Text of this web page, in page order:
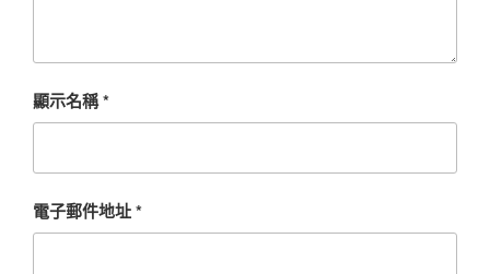
顯示名稱*
電子郵件地址*